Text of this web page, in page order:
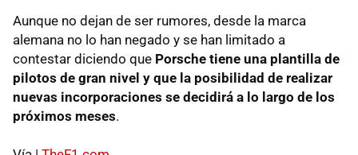
Aunque no dejan de ser rumores, desde la marca
alemana no lo han negado y se han limitado a
contestar diciendo que Porsche tiene una plantilla de
pilotos de gran nivel y que la posibilidad de realizar
nuevas incorporaciones se decidirá a lo largo de los
próximos meses.